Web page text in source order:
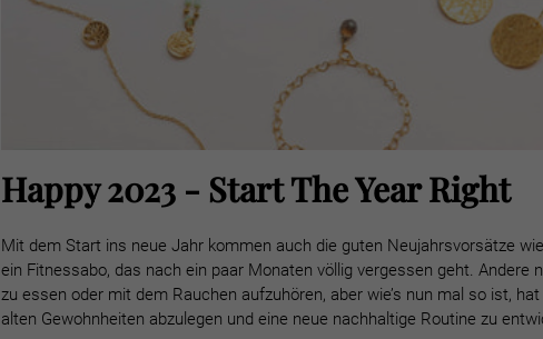
Happy 2023 - Start The Year Right
Mit dem Start ins neue Jahr kommen auch die guten Neujahrsvorsätze
ein Fitnessabo, das nach ein paar Monaten völlig vergessen geht. Andere
zu essen oder mit dem Rauchen aufzuhören, aber wie’s nun mal so ist,
alten Gewohnheiten abzulegen und eine neue nachhaltige Routine zu